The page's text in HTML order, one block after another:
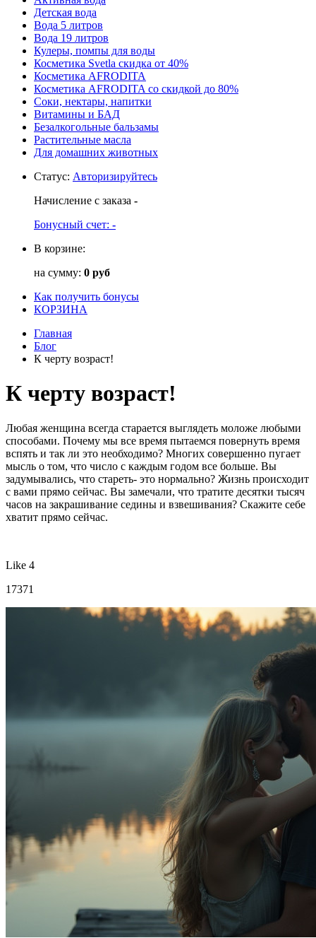
Детская вода
Вода 5 литров
Вода 19 литров
Кулеры, помпы для воды
Косметика Svetla скидка от 40%
Косметика AFRODITA
Косметика AFRODITA со скидкой до 80%
Соки, нектары, напитки
Витамины и БАД
Безалкогольные бальзамы
Растительные масла
Для домашних животных
Статус: Авторизируйтесь
Начисление с заказа -
Бонусный счет: -
В корзине:
на сумму: 0 руб
Как получить бонусы
КОРЗИНА
Главная
Блог
К черту возраст!
К черту возраст!
Любая женщина всегда старается выглядеть моложе любыми
способами. Почему мы все время пытаемся повернуть время
вспять и так ли это необходимо? Многих совершенно пугает
мысль о том, что число с каждым годом все больше. Вы
задумывались, что стареть- это нормально? Жизнь происходит
с вами прямо сейчас. Вы замечали, что тратите десятки тысяч
часов на закрашивание седины и взвешивания? Скажите себе
хватит прямо сейчас.
Like 4
17371